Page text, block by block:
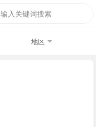
输入关键词搜索
地区